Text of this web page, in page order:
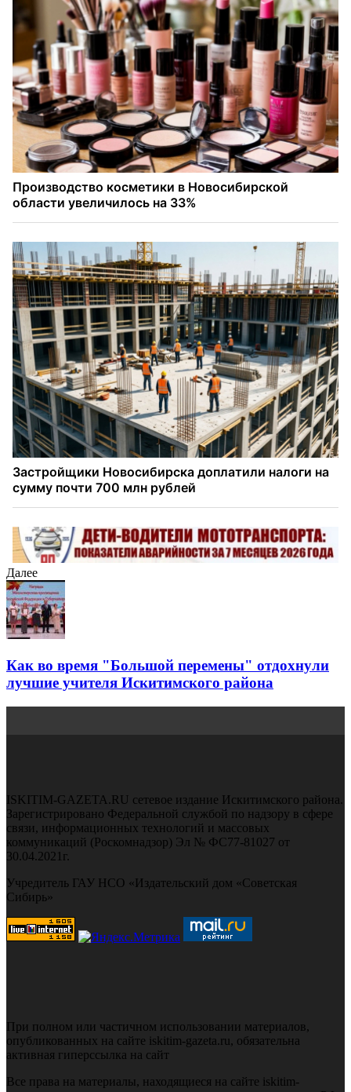
Далее
Как во время "Большой перемены" отдохнули
лучшие учителя Искитимского района
ISKITIM-GAZETA.RU сетевое издание Искитимского района.
Зарегистрировано Федеральной службой по надзору в сфере
связи, информационных технологий и массовых
коммуникаций (Роскомнадзор) Эл № ФС77-81027 от
30.04.2021г.
Учредитель ГАУ НСО «Издательский дом «Советская
Сибирь»
При полном или частичном использовании материалов,
опубликованных на сайте iskitim-gazeta.ru, обязательна
активная гиперссылка на сайт
Все права на материалы, находящиеся на сайте iskitim-